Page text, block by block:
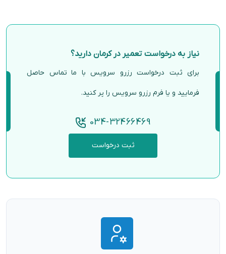
نیاز به درخواست تعمیر در کرمان دارید؟
برای ثبت درخواست رزرو سرویس با ما تماس حاصل
فرمایید و یا فرم رزرو سرویس را پر کنید.
034-32466469
ثبت درخواست